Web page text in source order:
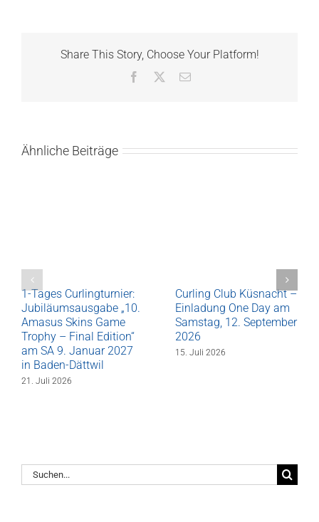
Share This Story, Choose Your Platform!
Facebook
E-
Ähnliche Beiträge
1-Tages Curlingturnier:
Jubiläumsausgabe „10.
Amasus Skins Game
Trophy – Final Edition“
am SA 9. Januar 2027
in Baden-Dättwil
21. Juli 2026
Curling Club Küsnacht –
Einladung One Day am
Samstag, 12. September
2026
15. Juli 2026
Suche
nach: